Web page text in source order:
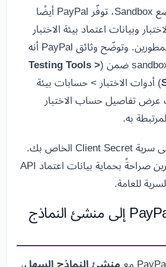
إذا كنت تعمل في وضع Sandbox، توفّر PayPal أيضًا
وبيانات اعتماد بيئة الاختبار
داخل منطقة أدوات المطورين. وتوضّح وثائق PayPal أنه
Testing Tools >
) أدوات الاختبار > حسابات بيئة
عرض تفاصيل حساب الاختبار
يجب الحفاظ دائمًا على سرية Client Secret الخاص بك.
تنصح PayPal المطورين صراحةً بحماية بيانات اعتماد API
للعامة.
إضافة مفاتيح PayPal إلى منشئ النماذج
منشئ النماذج السهل،